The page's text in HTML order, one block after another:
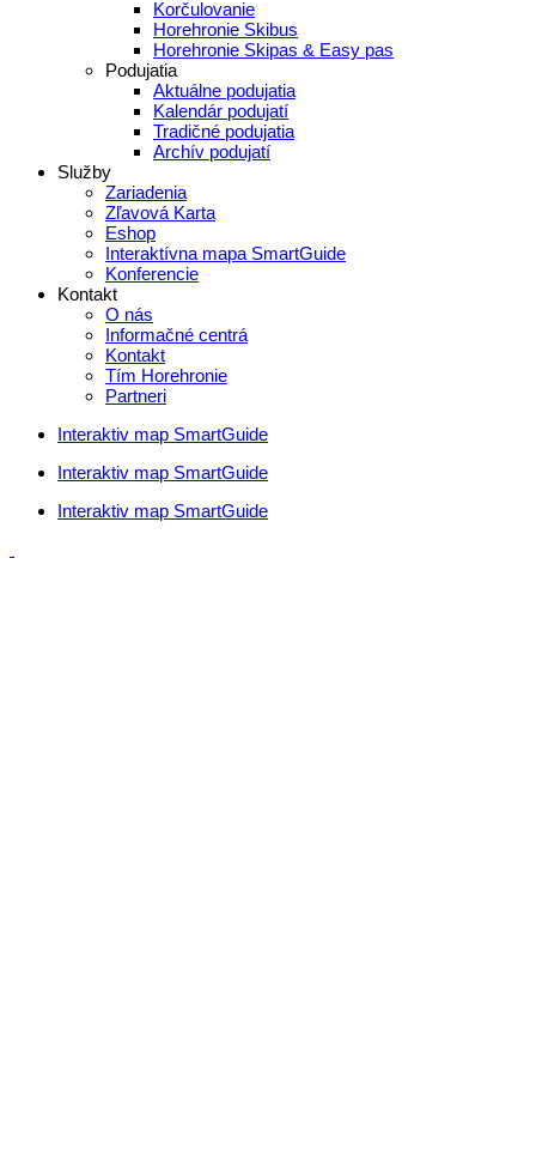
Korčulovanie
Horehronie Skibus
Horehronie Skipas & Easy pas
Podujatia
Aktuálne podujatia
Kalendár podujatí
Tradičné podujatia
Archív podujatí
Služby
Zariadenia
Zľavová Karta
Eshop
Interaktívna mapa SmartGuide
Konferencie
Kontakt
O nás
Informačné centrá
Kontakt
Tím Horehronie
Partneri
Interaktiv map SmartGuide
Interaktiv map SmartGuide
Interaktiv map SmartGuide